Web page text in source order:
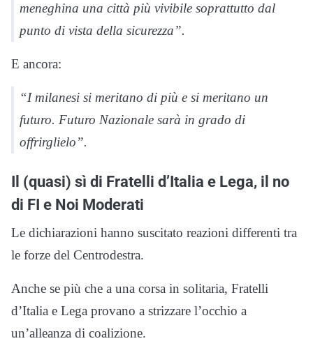
meneghina una città più vivibile soprattutto dal
punto di vista della sicurezza”.
E ancora:
“I milanesi si meritano di più e si meritano un
futuro. Futuro Nazionale sarà in grado di
offrirglielo”.
Il (quasi) sì di Fratelli d’Italia e Lega, il no
di FI e Noi Moderati
Le dichiarazioni hanno suscitato reazioni differenti tra
le forze del Centrodestra.
Anche se più che a una corsa in solitaria, Fratelli
d’Italia e Lega provano a strizzare l’occhio a
un’alleanza di coalizione.